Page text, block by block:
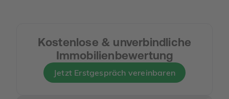
Kostenlose & unverbindliche
Immobilienbewertung
Jetzt Erstgespräch vereinbaren